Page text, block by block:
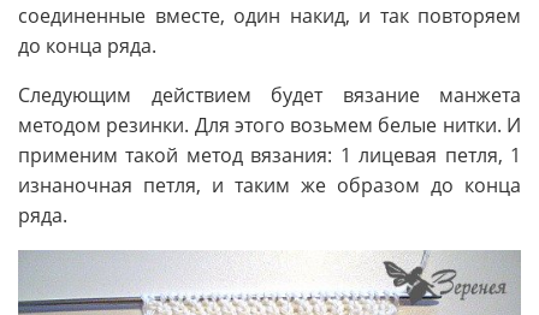
соединенные вместе, один накид, и так повторяем
до конца ряда.
Следующим действием будет вязание манжета
методом резинки. Для этого возьмем белые нитки. И
применим такой метод вязания: 1 лицевая петля, 1
изнаночная петля, и таким же образом до конца
ряда.